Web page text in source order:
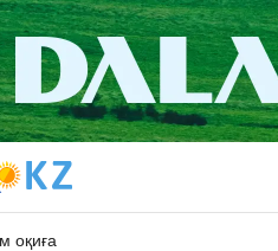
оқиға